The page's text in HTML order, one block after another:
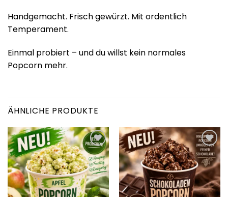
Handgemacht. Frisch gewürzt. Mit ordentlich
Temperament.
Einmal probiert – und du willst kein normales
Popcorn mehr.
ÄHNLICHE PRODUKTE
Add to
wishlist
Add to
wishlist